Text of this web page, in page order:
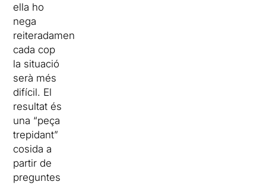
ella ho
nega
reiteradament,
cada cop
la situació
serà més
difícil. El
resultat és
una “peça
trepidant”
cosida a
partir de
preguntes